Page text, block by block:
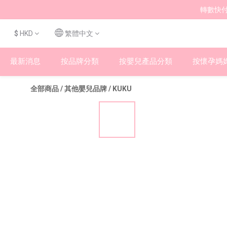
轉數快
$ HKD 繁體中文
最新消息 按品牌分類 按嬰兒產品分類 按懷孕媽
全部商品/其他嬰兒品牌/ KUKU